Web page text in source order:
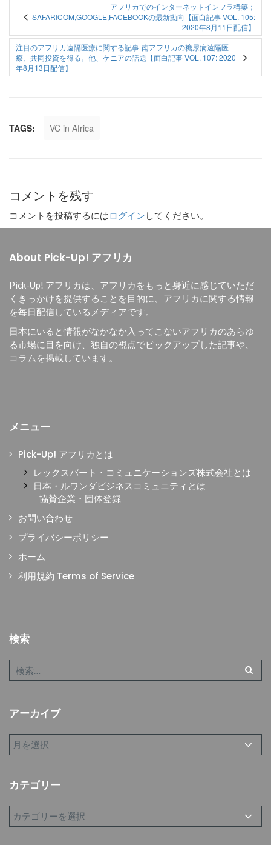
と傾向 其の2》【面
白記事 Vol.
100（2020年8月5日
配信）】
る！他【面白記事
Vol. 94（2020年7月
29日配信）】
と傾向 其の６》
【面白記事
Vol.148（投稿：
2020年9月30日）】
アフリカでのインターネットインフラ構築；
SAFARICOM,GOOGLE,FACEBOOKの最新動向【面白記事 VOL. 105:
2020年8月11日配信】
注目のアフリカ遠隔医療に関する記事-南アフリカの糖尿病遠隔医
療、共同投資を得る。他、ケニアの話題【面白記事 VOL. 107: 2020
年8月13日配信】
TAGS: VC in Africa
コメントを残す
コメントを投稿するにはログイン してください。
About Pick-Up! アフリカ
Pick-Up! アフリカは、 アフリカをもっと身近に感じていただ
くきっかけを提供することを目的に、 アフリカに関する情報
を毎日配信しているメディアです。
日本にいると情報がなかなか入ってこないアフリカのあらゆ
る市場に目を向け、独自の視点でピックアップした記事や、
コラムを掲載しています。
メニュー
Pick-Up! アフリカとは
レックスバート・コミュニケーションズ株式会社とは
日本・ルワンダビジネスコミュニティとは
協賛企業・団体登録
お問い合わせ
プライバシーポリシー
ホーム
利用規約 Terms of Service
検索
アーカイブ
カテゴリー